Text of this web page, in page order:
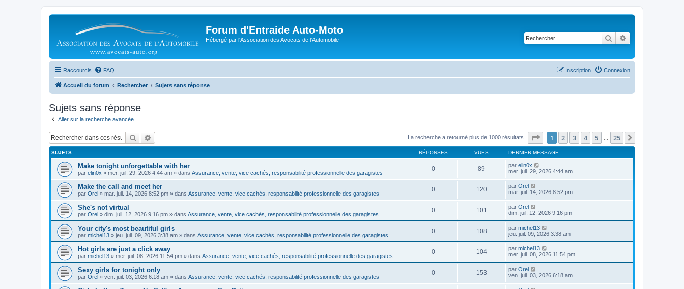
Forum d'Entraide Auto-Moto
Hébergé par l'Association des Avocats de l'Automobile Rechercher
Raccourcis FAQ Connexion
Inscription
Accueil du forum Rechercher Sujets sans réponse
Sujets sans réponse
Aller sur la recherche avancée
Rechercher La recherche a retourné plus de 1000 résultats Page sur25
1 2 3 4 5 25
SUJETS RÉPONSES VUES DERNIER MESSAGE
Make tonight unforgettable with her
par elin0x » mer. juil. 29, 2026 4:44 am » dans Assurance, vente, vice cachés, responsabilité professionnelle des garagistes
0 89 par elin0x
mer. juil. 29, 2026 4:44 am
Make the call and meet her
par Orel » mar. juil. 14, 2026 8:52 pm » dans Assurance, vente, vice cachés, responsabilité professionnelle des garagistes
0 120 par Orel
mar. juil. 14, 2026 8:52 pm
She's not virtual
par Orel » dim. juil. 12, 2026 9:16 pm » dans Assurance, vente, vice cachés, responsabilité professionnelle des garagistes
0 101 par Orel
dim. juil. 12, 2026 9:16 pm
Your city's most beautiful girls
par michel13 » jeu. juil. 09, 2026 3:38 am » dans Assurance, vente, vice cachés, responsabilité professionnelle des garagistes
0 108 par michel13
jeu. juil. 09, 2026 3:38 am
Hot girls are just a click away
par michel13 » mer. juil. 08, 2026 11:54 pm » dans Assurance, vente, vice cachés, responsabilité professionnelle des garagistes
0 104 par michel13
mer. juil. 08, 2026 11:54 pm
Sexy girls for tonight only
par Orel » ven. juil. 03, 2026 6:18 am » dans Assurance, vente, vice cachés, responsabilité professionnelle des garagistes
0 153 par Orel
ven. juil. 03, 2026 6:18 am